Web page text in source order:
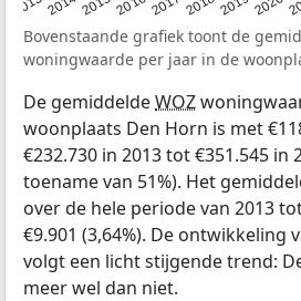
Bovenstaande grafiek toont de
woningwaarde per jaar in de
De gemiddeldeWOZ
woonplaats Den Horn is met
€232.730 in 2013 tot €351.545 in
toename van 51%). Het
over de hele periode van 2013
€9.901 (3,64%). De ontwikkeling
volgt een licht stijgende trend:
meer wel dan niet.